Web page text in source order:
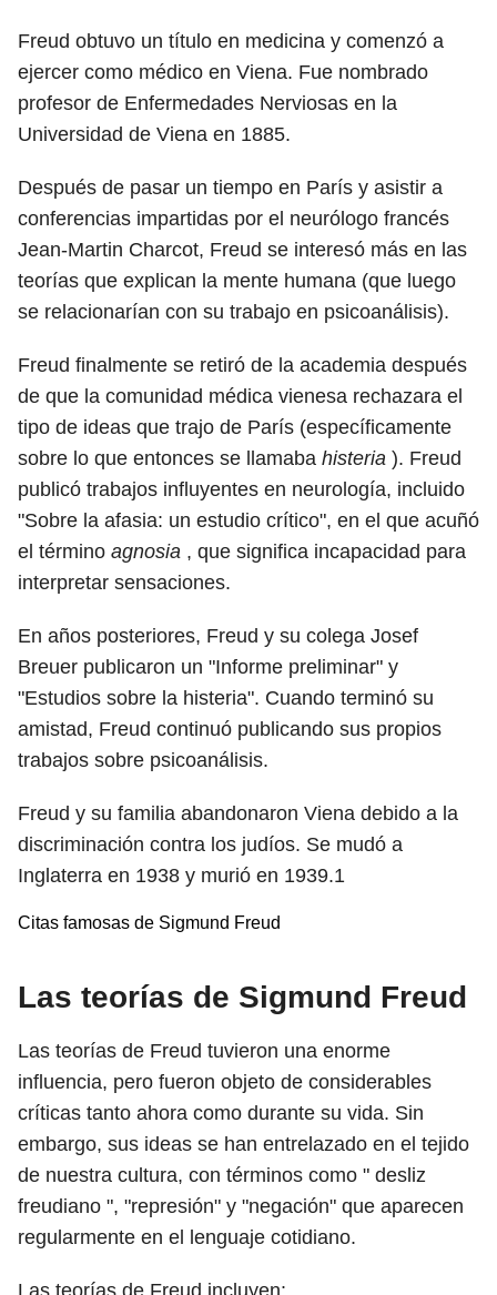
Freud obtuvo un título en medicina y comenzó a
ejercer como médico en Viena. Fue nombrado
profesor de Enfermedades Nerviosas en la
Universidad de Viena en 1885.
Después de pasar un tiempo en París y asistir a
conferencias impartidas por el neurólogo francés
Jean-Martin Charcot, Freud se interesó más en las
teorías que explican la mente humana (que luego
se relacionarían con su trabajo en psicoanálisis).
Freud finalmente se retiró de la academia después
de que la comunidad médica vienesa rechazara el
tipo de ideas que trajo de París (específicamente
sobre lo que entonces se llamaba histeria ). Freud
publicó trabajos influyentes en neurología, incluido
"Sobre la afasia: un estudio crítico", en el que acuñó
el término agnosia , que significa incapacidad para
interpretar sensaciones.
En años posteriores, Freud y su colega Josef
Breuer publicaron un "Informe preliminar" y
"Estudios sobre la histeria". Cuando terminó su
amistad, Freud continuó publicando sus propios
trabajos sobre psicoanálisis.
Freud y su familia abandonaron Viena debido a la
discriminación contra los judíos. Se mudó a
Inglaterra en 1938 y murió en 1939.1
Citas famosas de Sigmund Freud
Las teorías de Sigmund Freud
Las teorías de Freud tuvieron una enorme
influencia, pero fueron objeto de considerables
críticas tanto ahora como durante su vida. Sin
embargo, sus ideas se han entrelazado en el tejido
de nuestra cultura, con términos como " desliz
freudiano ", "represión" y "negación" que aparecen
regularmente en el lenguaje cotidiano.
Las teorías de Freud incluyen: